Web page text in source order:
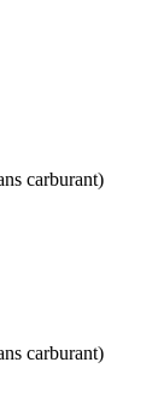
carburant)
carburant)